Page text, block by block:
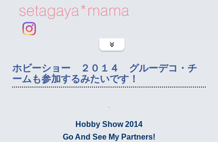
ホビーショー ２０１４ グルーデコ・チ
ームも参加するみたいです！
Hobby Show 2014
Go And See My Partners!